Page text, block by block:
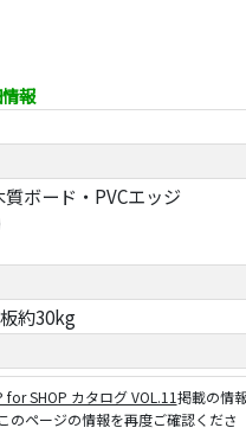
報
ボード・PVCエッジ
約30kg
for SHOP カタログ VOL.11掲載の情
のページの情報を再度ご確認くださ